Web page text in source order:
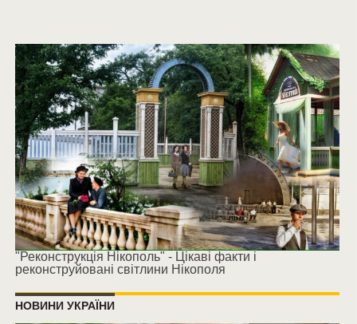
"Реконструкція Нікополь" - Цікаві факти і
реконструйовані світлини Нікополя
НОВИНИ УКРАЇНИ